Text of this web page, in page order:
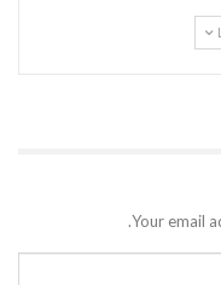
Your email